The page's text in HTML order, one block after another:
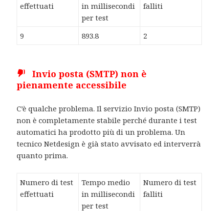
effettuati
in millisecondi
per test
falliti
9 893.8 2
Invio posta (SMTP) non è
pienamente accessibile
C’è qualche problema. Il servizio Invio posta (SMTP)
non è completamente stabile perché durante i test
automatici ha prodotto più di un problema. Un
tecnico Netdesign è già stato avvisato ed interverrà
quanto prima.
Numero di test
effettuati
Tempo medio
in millisecondi
per test
Numero di test
falliti